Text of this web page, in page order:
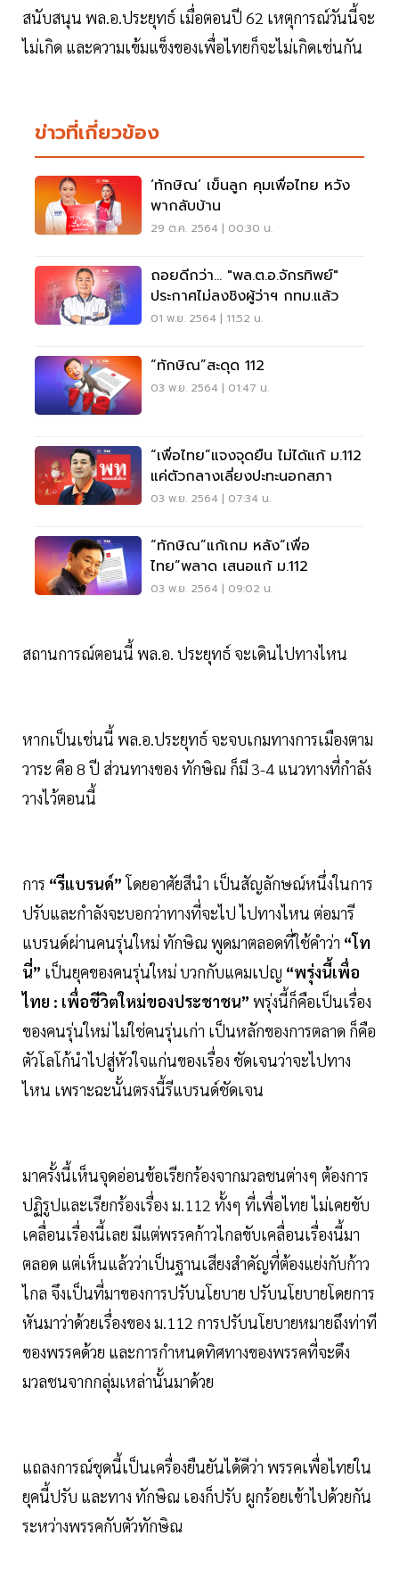
สนับสนุน พล.อ.ประยุทธ์ เมื่อตอนปี 62 เหตุการณ์วันนี้จะ
ไม่เกิด และความเข้มแข็งของเพื่อไทยก็จะไม่เกิดเช่นกัน
ข่าวที่เกี่ยวข้อง
‘ทักษิณ’ เข็นลูก คุมเพื่อไทย หวัง
พากลับบ้าน
29 ต.ค. 2564 | 00:30 น.
ถอยดีกว่า... "พล.ต.อ.จักรทิพย์"
ประกาศไม่ลงชิงผู้ว่าฯ กทม.แล้ว
01 พ.ย. 2564 | 11:52 น.
“ทักษิณ”สะดุด 112
03 พ.ย. 2564 | 01:47 น.
“เพื่อไทย”แจงจุดยืน ไม่ได้แก้ ม.112
แค่ตัวกลางเลี่ยงปะทะนอกสภา
03 พ.ย. 2564 | 07:34 น.
“ทักษิณ”แก้เกม หลัง“เพื่อ
ไทย”พลาด เสนอแก้ ม.112
03 พ.ย. 2564 | 09:02 น.
สถานการณ์ตอนนี้ พล.อ. ประยุทธ์ จะเดินไปทางไหน
หากเป็นเช่นนี้ พล.อ.ประยุทธ์ จะจบเกมทางการเมืองตาม
วาระ คือ 8 ปี ส่วนทางของ ทักษิณ ก็มี 3-4 แนวทางที่กำลัง
วางไว้ตอนนี้
การ “รีแบรนด์”โดยอาศัยสีนำ เป็นสัญลักษณ์หนึ่งในการ
ปรับและกำลังจะบอกว่าทางที่จะไป ไปทางไหน ต่อมารี
แบรนด์ผ่านคนรุ่นใหม่ ทักษิณ พูดมาตลอดที่ใช้คำว่า “โท
นี่” เป็นยุคของคนรุ่นใหม่ บวกกับแคมเปญ “พรุ่งนี้เพื่อ
ไทย : เพื่อชีวิตใหม่ของประชาชน” พรุ่งนี้ก็คือเป็นเรื่อง
ของคนรุ่นใหม่ ไม่ใช่คนรุ่นเก่า เป็นหลักของการตลาด ก็คือ
ตัวโลโก้นำไปสู่หัวใจแก่นของเรื่อง ชัดเจนว่าจะไปทาง
ไหน เพราะฉะนั้นตรงนี้รีแบรนด์ชัดเจน
มาครั้งนี้เห็นจุดอ่อนข้อเรียกร้องจากมวลชนต่างๆ ต้องการ
ปฏิรูปและเรียกร้องเรื่อง ม.112 ทั้งๆ ที่เพื่อไทย ไม่เคยขับ
เคลื่อนเรื่องนี้เลย มีแต่พรรคก้าวไกลขับเคลื่อนเรื่องนี้มา
ตลอด แต่เห็นแล้วว่าเป็นฐานเสียงสำคัญที่ต้องแย่งกับก้าว
ไกล จึงเป็นที่มาของการปรับนโยบาย ปรับนโยบายโดยการ
หันมาว่าด้วยเรื่องของ ม.112 การปรับนโยบายหมายถึงท่าที
ของพรรคด้วย และการกำหนดทิศทางของพรรคที่จะดึง
มวลชนจากกลุ่มเหล่านั้นมาด้วย
แถลงการณ์ชุดนี้เป็นเครื่องยืนยันได้ดีว่า พรรคเพื่อไทยใน
ยุคนี้ปรับ และทาง ทักษิณ เองก็ปรับ ผูกร้อยเข้าไปด้วยกัน
ระหว่างพรรคกับตัวทักษิณ